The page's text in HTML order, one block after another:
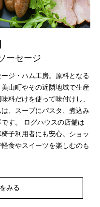
ーセージ
ジ・ハム工房。原料となる
山町やその近隣地域で生産
料だけを使って味付けし、
、スープにパスタ、煮込み
す。 ログハウスの店舗は
子利用者にも安心。ショッ
食やスイーツを楽しむのも
みる